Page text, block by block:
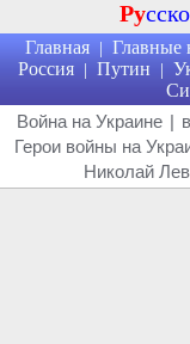
Ру
Главная | Главные
Россия | Путин |
Война на Украине |
Герои войны на
Николай